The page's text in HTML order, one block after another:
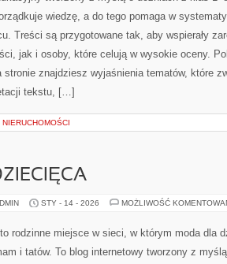
wiedzę, a do tego pomaga w
Treści są przygotowane tak, aby wspierały
jak i osoby, które celują w wysokie oceny.
znajdziesz wyjaśnienia tematów, które
tekstu, […]
NIERUCHOMOŚCI
STY - 14 - 2026 MOŻLIWOŚĆ
rodzinne miejsce w sieci, w którym moda dla
i tatów. To blog internetowy tworzony z